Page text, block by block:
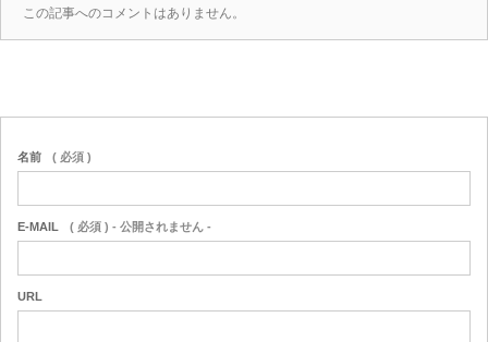
この記事へのコメントはありません。
名前 ( 必須 )
E-MAIL ( 必須 ) - 公開されません -
URL